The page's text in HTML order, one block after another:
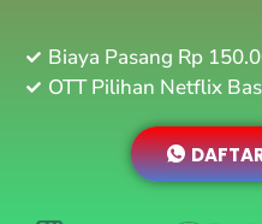
Biaya Pasang Rp
OTT Pilihan Netflix